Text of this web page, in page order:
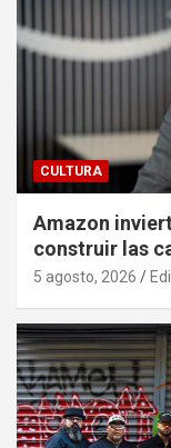
CULTURA
Amazon
construir las
5 agosto, 2026